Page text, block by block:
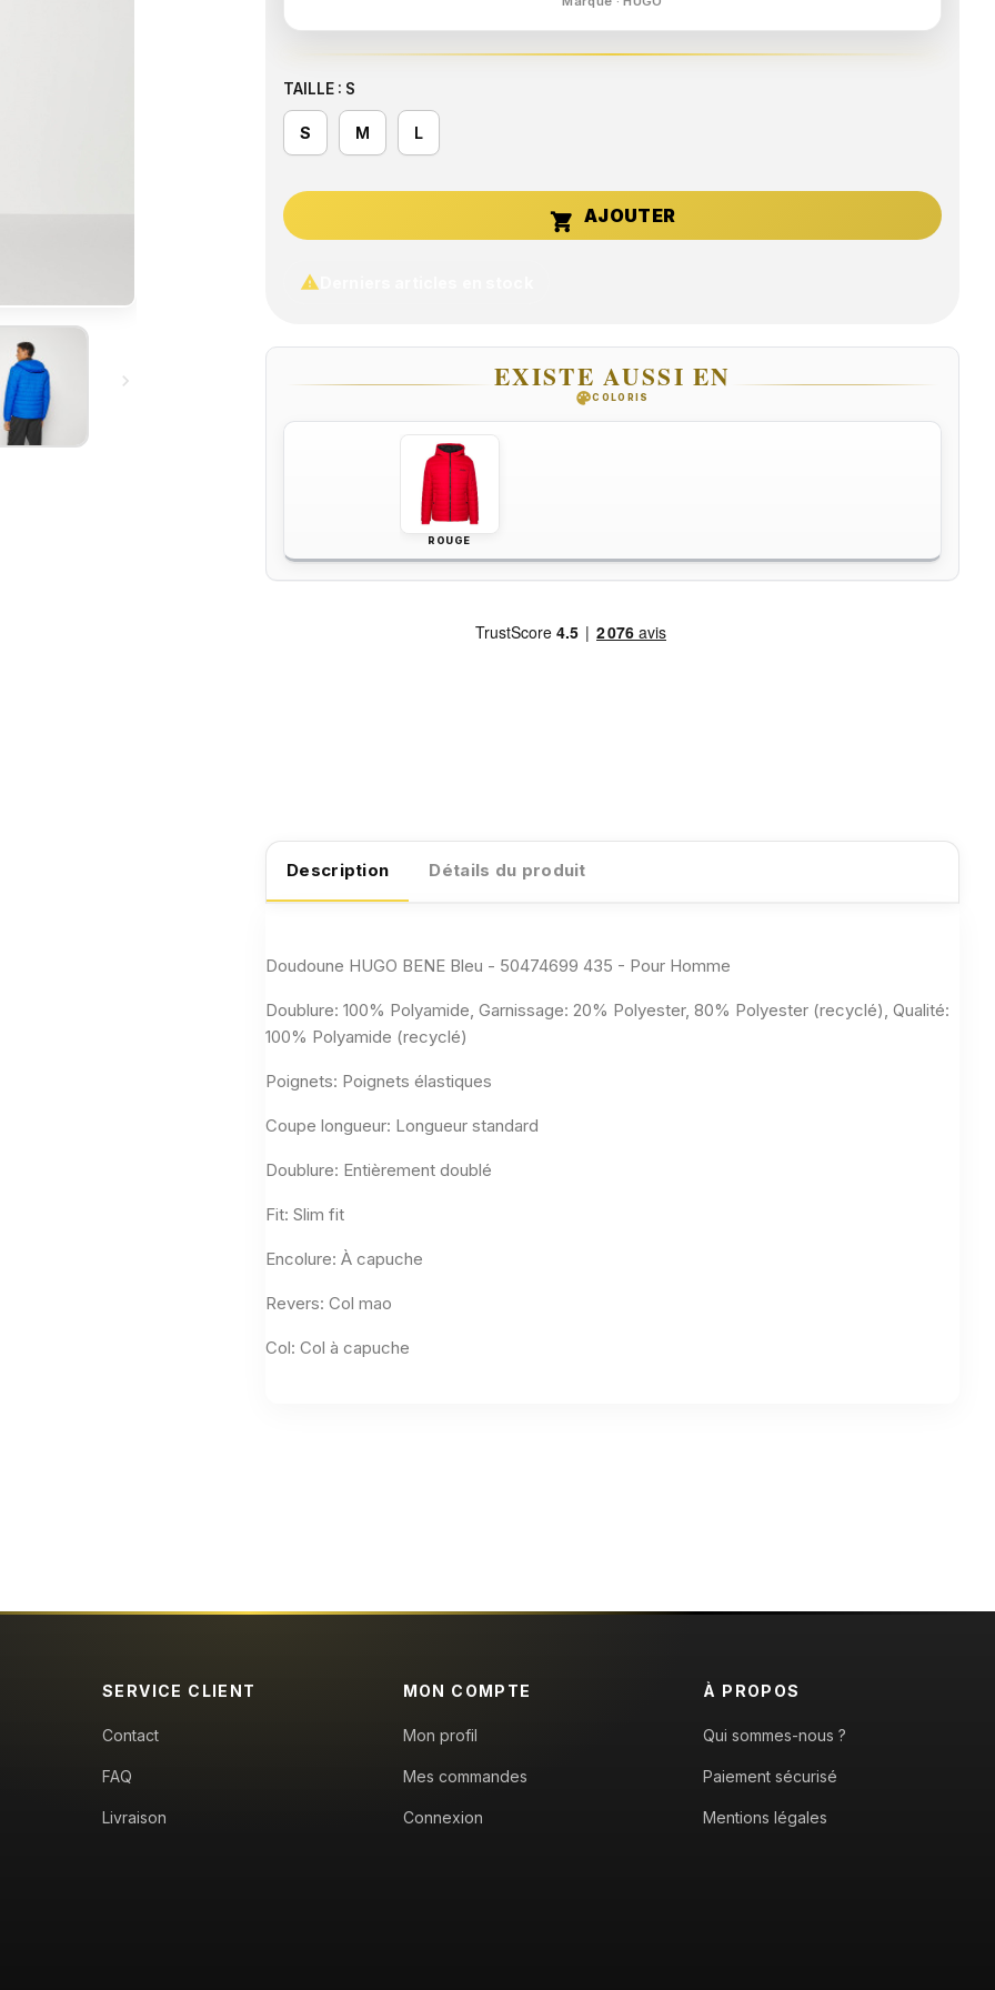

TAILLE : S
S M L


EXISTE AUSSI EN
paletteCOLORIS
ROUGE
Description Détails du produit
Doudoune HUGO BENE Bleu - 50474699 435 - Pour Homme
Doublure: 100% Polyamide, Garnissage: 20% Polyester, 80% Polyester (recyclé), Qualité:
100% Polyamide (recyclé)
Poignets: Poignets élastiques
Coupe longueur: Longueur standard
Doublure: Entièrement doublé
Fit: Slim fit
Encolure: À capuche
Revers: Col mao
Col: Col à capuche
SERVICE CLIENT
Contact
FAQ
Livraison
MON COMPTE
Mon profil
Mes commandes
Connexion
À PROPOS
Qui sommes-nous ?
Paiement sécurisé
Mentions légales